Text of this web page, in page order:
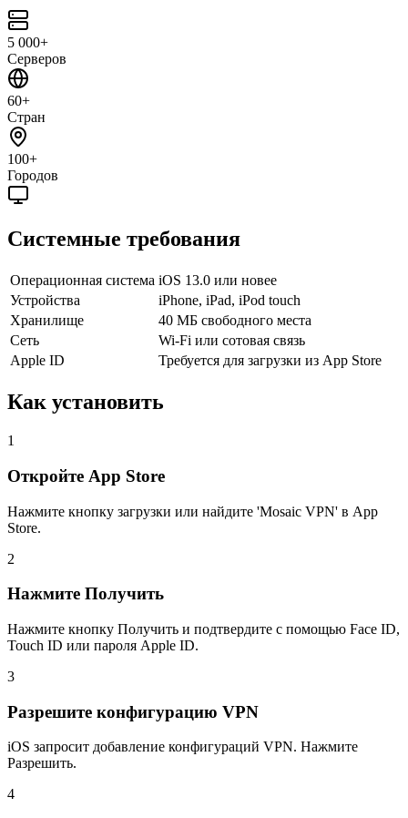
5 000+
Серверов
60+
Стран
100+
Городов
Системные требования
Операционная система iOS 13.0 или новее
Устройства
iPhone, iPad, iPod touch
Хранилище
40 МБ свободного места
Сеть
Wi-Fi или сотовая связь
Apple ID
Требуется для загрузки из App Store
Как установить
1
Откройте App Store
Нажмите кнопку загрузки или найдите 'Mosaic VPN' в App
Store.
2
Нажмите Получить
Нажмите кнопку Получить и подтвердите с помощью Face ID,
Touch ID или пароля Apple ID.
3
Разрешите конфигурацию VPN
iOS запросит добавление конфигураций VPN. Нажмите
Разрешить.
4